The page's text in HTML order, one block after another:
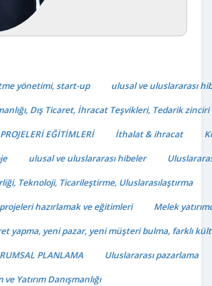
yönetimi, start-up
ulusal ve uluslararası
Dış Ticaret, İhracat Teşvikleri, Tedarik zinciri
EĞİTİMLERİ
İthalat & ihracat
ulusal ve uluslararası hibeler
Teknoloji, Ticarileştirme, Uluslarasılaştırma
hazırlamak ve eğitimleri
Melek
yapma, yeni pazar, yeni müşteri bulma, farklı
PLANLAMA
Uluslararası pazarlama
Yatırım Danışmanlığı